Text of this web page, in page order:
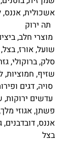
אשכולית, אננס,
מוצרי חלב,
שועל, אורז,
סלק, ברוקולי,
שזיף, חמוציות,
עדשים ירוקות,
פשתן, אגוזי
אננס, דובדבנים,
בצל